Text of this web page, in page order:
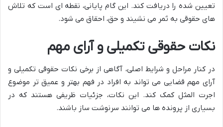
تعیین شده را دریافت کند. این گام پایانی، نقطه ای است که تلاش
های حقوقی به ثمر می نشیند و حق، احقاق می شود.
نکات حقوقی تکمیلی و آرای مهم
در کنار مراحل و شرایط اصلی، آگاهی از برخی نکات حقوقی تکمیلی و
آرای مهم قضایی می تواند به افراد در فهم بهتر و عمیق تر موضوع
اجرت المثل کمک کند. این نکات، جزئیات ظریفی هستند که در
بسیاری از پرونده ها می توانند سرنوشت ساز باشند.